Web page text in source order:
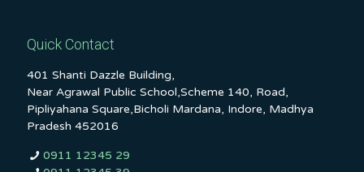
Quick Contact
401 Shanti Dazzle Building,
Near Agrawal Public School,Scheme 140, Road,
Pipliyahana Square,Bicholi Mardana, Indore, Madhya
Pradesh 452016
0911 12345 29